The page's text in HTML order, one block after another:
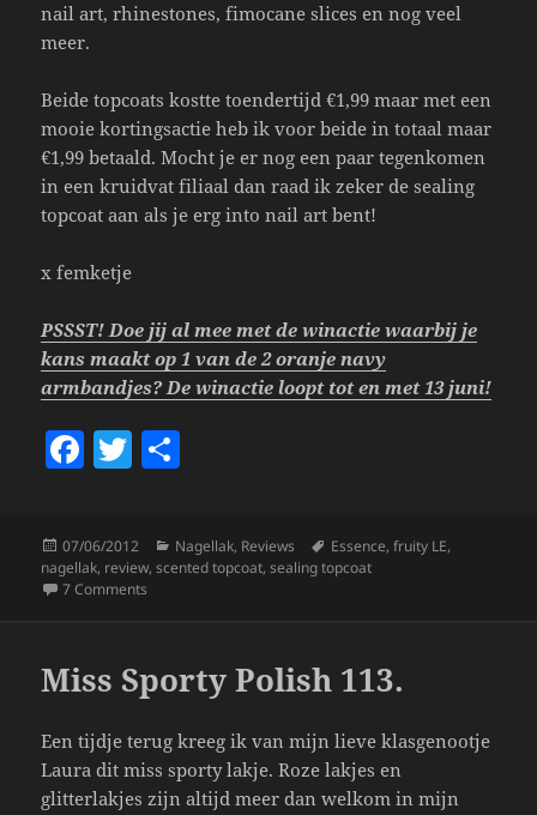
nail art, rhinestones, fimocane slices en nog veel
meer.
Beide topcoats kostte toendertijd €1,99 maar met een
mooie kortingsactie heb ik voor beide in totaal maar
€1,99 betaald. Mocht je er nog een paar tegenkomen
in een kruidvat filiaal dan raad ik zeker de sealing
topcoat aan als je erg into nail art bent!
x femketje
PSSST! Doe jij al mee met de winactie waarbij je
kans maakt op 1 van de 2 oranje navy
armbandjes? De winactie loopt tot en met 13 juni!
F
e
b
o
T
erre
Posted
on
07/06/2012 Categories
Nagellak, Reviews Tags
Essence,fruity LE,
nagellak, review,scented topcoat,sealing topcoat
7 Comments
Miss Sporty Polish 113.
Een tijdje terug kreeg ik van mijn lieve klasgenootje
Laura dit miss sporty lakje. Roze lakjes en
glitterlakjes zijn altijd meer dan welkom in mijn